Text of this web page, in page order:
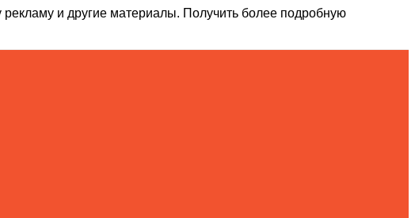
и другие материалы. Получить более подробную